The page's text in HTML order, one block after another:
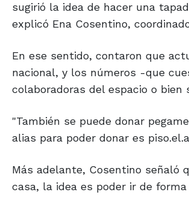
sugirió la idea de hacer una
explicó Ena Cosentino,
En ese sentido, contaron que
nacional, y los números -que
colaboradoras del espacio o bien
"También se puede donar
alias para poder donar es
Más adelante, Cosentino señaló
casa, la idea es poder ir de